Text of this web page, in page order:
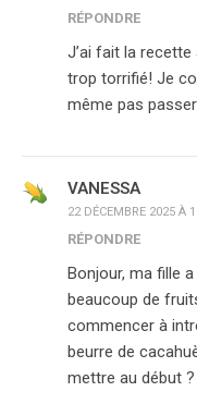
RÉPONDRE
J’ai fait la recette
trop torrifié! Je
même pas
VANESSA
22 DÉCEMBRE 2025 À
RÉPONDRE
Bonjour, ma fille
beaucoup de
commencer à
beurre de
mettre au début ?